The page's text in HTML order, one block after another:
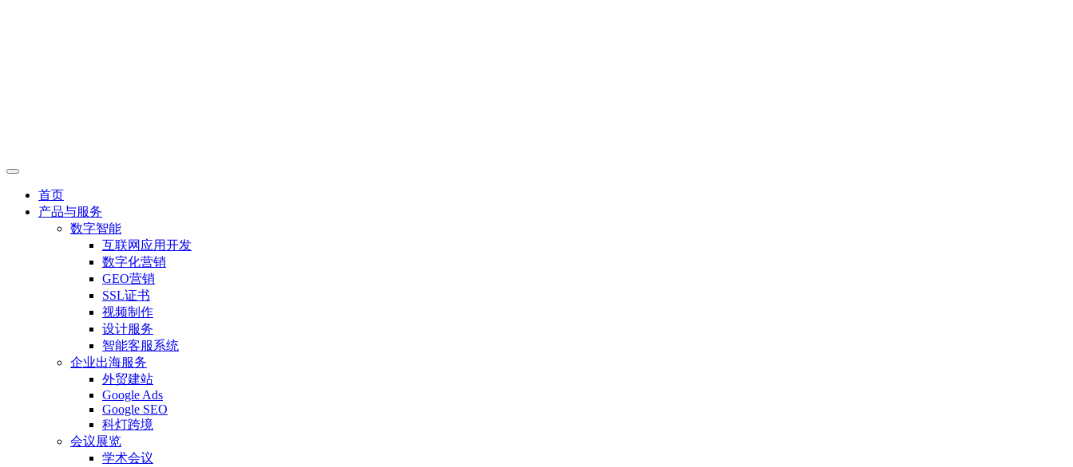
首页
产品与服务
数字智能
互联网应用开发
数字化营销
GEO营销
SSL证书
视频制作
设计服务
智能客服系统
企业出海服务
外贸建站
Google Ads
Google SEO
科灯跨境
会议展览
学术会议